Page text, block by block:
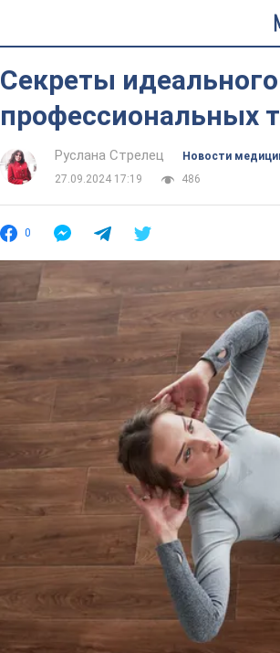
Секреты
профессиональных
Руслана Стрелец
Новости
27.09.2024 17:19
486
0